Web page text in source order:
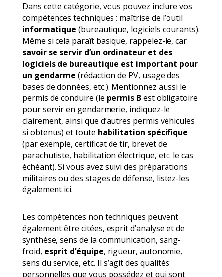
Dans cette catégorie, vous pouvez inclure vos
compétences techniques : maîtrise de l’outil
informatique (bureautique, logiciels courants).
Même si cela paraît basique, rappelez-le, car
savoir se servir d’un ordinateur et des
logiciels de bureautique est important pour
un gendarme (rédaction de PV, usage des
bases de données, etc.). Mentionnez aussi le
permis de conduire (le permis Best obligatoire
pour servir en gendarmerie, indiquez-le
clairement, ainsi que d’autres permis véhicules
si obtenus) et toute habilitation spécifique
(par exemple, certificat de tir, brevet de
parachutiste, habilitation électrique, etc. le cas
échéant). Si vous avez suivi des préparations
militaires ou des stages de défense, listez-les
également ici.
Les compétences non techniques peuvent
également être citées, esprit d’analyse et de
synthèse, sens de la communication, sang-
froid, esprit d’équipe, rigueur, autonomie,
sens du service, etc. Il s’agit des qualités
personnelles que vous possédez et qui sont